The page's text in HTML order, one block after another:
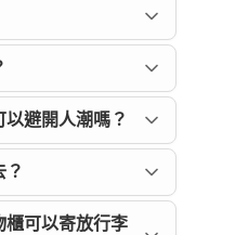
避開人潮嗎？
？
櫃可以寄放行李